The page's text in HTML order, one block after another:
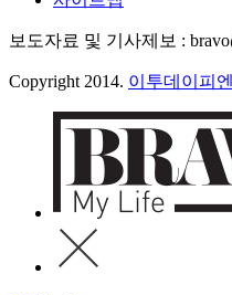
보도자료 및 기사제보 :
Copyright 2014. 이투데이피